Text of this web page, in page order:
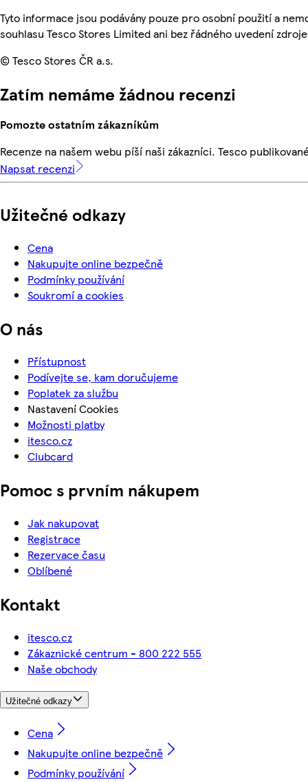
Tyto informace jsou podávány pouze pro osobní použití a
souhlasu Tesco Stores Limited ani bez řádného uvedení
© Tesco Stores ČR a.s.
Zatím nemáme žádnou recenzi
Pomozte ostatním zákazníkům
Recenze na našem webu píší naši zákazníci. Tesco
Napsat recenzi
Užitečné odkazy
Cena
Nakupujte online bezpečně
Podmínky používání
Soukromí a cookies
O nás
Přístupnost
Podívejte se, kam doručujeme
Poplatek za službu
Nastavení Cookies
Možnosti platby
itesco.cz
Clubcard
Pomoc s prvním nákupem
Jak nakupovat
Registrace
Rezervace času
Oblíbené
Kontakt
itesco.cz
Zákaznické centrum - 800 222 555
Naše obchody
Užitečné odkazy
Cena
Nakupujte online bezpečně
Podmínky používání